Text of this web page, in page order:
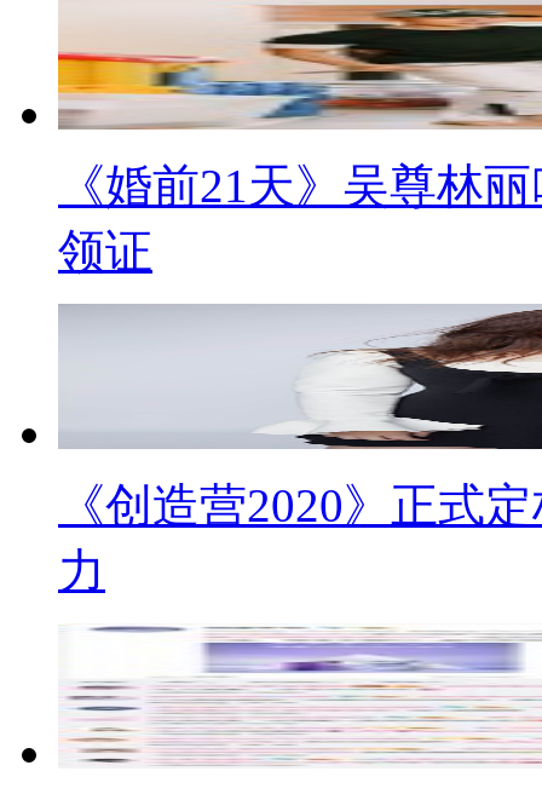
《婚前21天》吴尊林
领证
《创造营2020》正式
力